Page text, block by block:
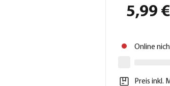
5,99 €
Online
Preis inkl.